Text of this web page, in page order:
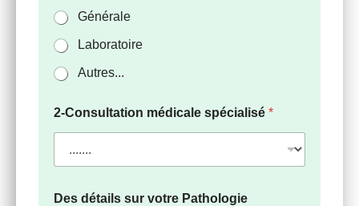
Générale
Laboratoire
Autres...
2-Consultation médicale spécialisé *
Des détails sur votre Pathologie